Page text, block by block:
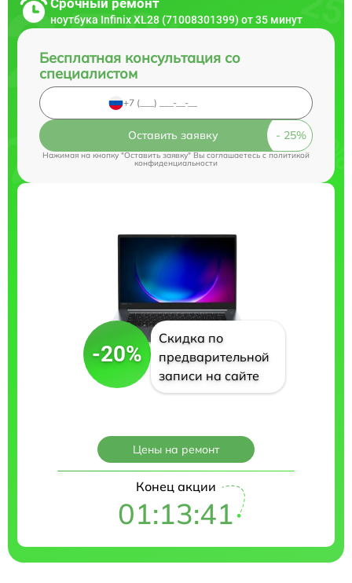
Срочный ремонт
ноутбука Infinix XL28 (71008301399) от 35 минут
Бесплатная консультация со
специалистом
Оставить заявку
Нажимая на кнопку "Оставить заявку" Вы соглашаетесь cполитикой
конфиденциальности
-20%
Скидка по
предварительной
записи на сайте
Цены на ремонт
Конец акции
01:13:40